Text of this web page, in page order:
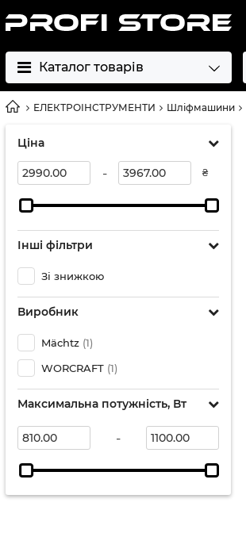
Каталог товарів
ЕЛЕКТРОІНСТРУМЕНТИ Шліфмашини
Ціна
- ₴
Інші фільтри
Зі знижкою
Виробник
Mächtz (1)
WORCRAFT (1)
Максимальна потужність, Вт
-